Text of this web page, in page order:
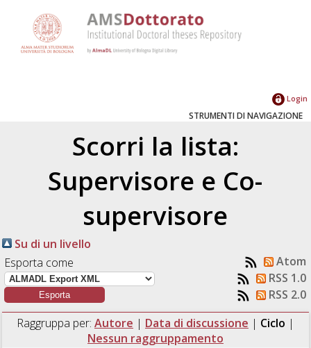
Login
STRUMENTI DI NAVIGAZIONE
Scorri la lista:
Supervisore e Co-
supervisore
Su di un livello
Esporta come
Atom
RSS 1.0
RSS 2.0
Raggruppa per: Autore | Data di discussione | Ciclo |
Nessun raggruppamento